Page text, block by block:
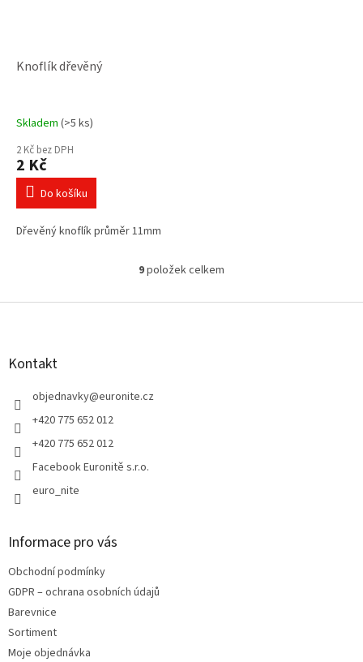
Knoflík dřevěný
Skladem (>5 ks)
2 Kč bez DPH
2 Kč
Do košíku
Dřevěný knoflík průměr 11mm
O
l
9položek celkem
Z
Kontakt
objednavky@euronite.cz
+420 775 652 012
+420 775 652 012
Facebook Euronitě s.r.o.
euro_nite
Informace pro vás
Obchodní podmínky
GDPR – ochrana osobních údajů
Barevnice
Sortiment
Moje objednávka